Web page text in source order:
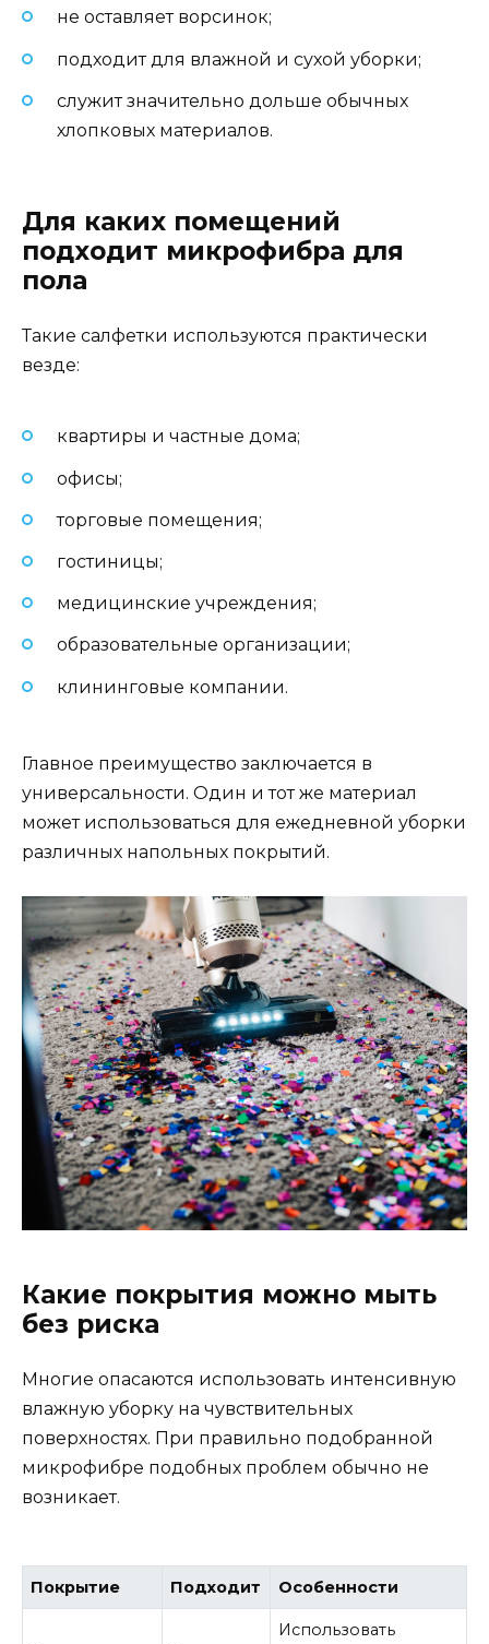
не оставляет ворсинок;
подходит для влажной и сухой уборки;
служит значительно дольше обычных
хлопковых материалов.
Для каких помещений
подходит микрофибра для
пола
Такие салфетки используются практически
везде:
квартиры и частные дома;
офисы;
торговые помещения;
гостиницы;
медицинские учреждения;
образовательные организации;
клининговые компании.
Главное преимущество заключается в
универсальности. Один и тот же материал
может использоваться для ежедневной уборки
различных напольных покрытий.
Какие покрытия можно мыть
без риска
Многие опасаются использовать интенсивную
влажную уборку на чувствительных
поверхностях. При правильно подобранной
микрофибре подобных проблем обычно не
возникает.
Покрытие Подходит Особенности
Использовать